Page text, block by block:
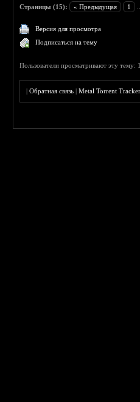
Страницы (15): « Предыдущая 1
Версия для просмотра
Подписаться на тему
Пользователи просматривают эту тему:
|Обратная связь |Metal Torrent